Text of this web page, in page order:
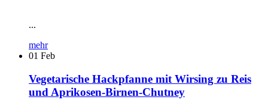
...
mehr
01 Feb
Vegetarische Hackpfanne mit Wirsing zu Reis
und Aprikosen-Birnen-Chutney